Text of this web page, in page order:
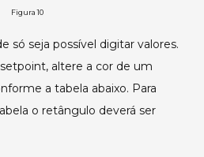
Figura 10
só seja possível digitar valores.
altere a cor de um
a tabela abaixo. Para
o retângulo deverá ser